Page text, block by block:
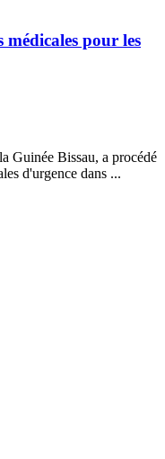
médicales pour les
Guinée Bissau, a procédé
d'urgence dans ...